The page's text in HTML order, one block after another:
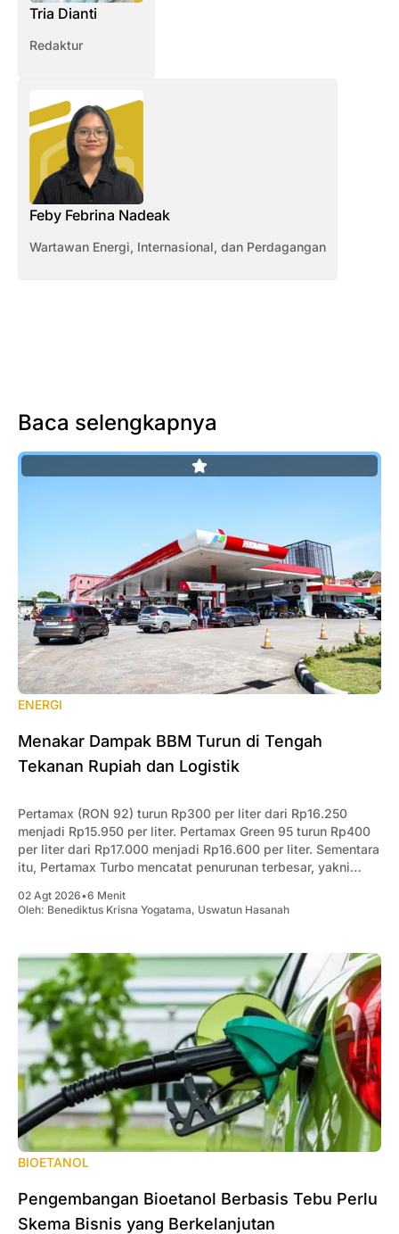
Tria Dianti
Redaktur
Feby Febrina Nadeak
Wartawan Energi, Internasional, dan Perdagangan
Baca selengkapnya
ENERGI
‎Menakar Dampak BBM Turun di Tengah
Tekanan Rupiah dan Logistik
Pertamax (RON 92) turun Rp300 per liter dari Rp16.250
menjadi Rp15.950 per liter. Pertamax Green 95 turun Rp400
per liter dari Rp17.000 menjadi Rp16.600 per liter. Sementara
itu, Pertamax Turbo mencatat penurunan terbesar, yakni
02 Agt 2026•6 Menit
Oleh: Benediktus Krisna Yogatama, Uswatun Hasanah
BIOETANOL
Pengembangan Bioetanol Berbasis Tebu Perlu
Skema Bisnis yang Berkelanjutan